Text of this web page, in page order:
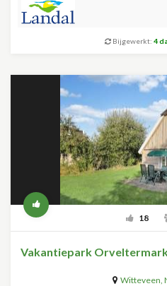
Bijgewerkt: 4
18
Vakantiepark
Witteveen,